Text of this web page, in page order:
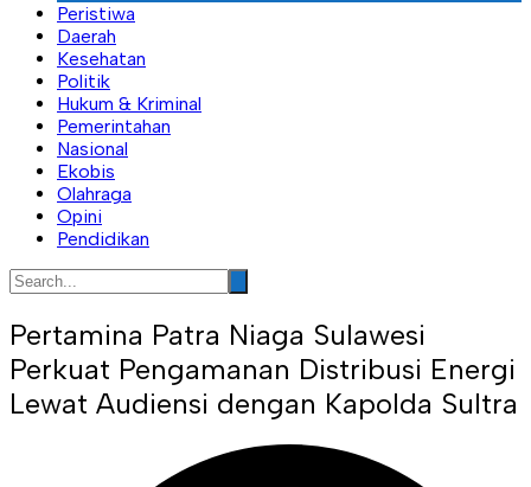
Peristiwa
Daerah
Kesehatan
Politik
Hukum & Kriminal
Pemerintahan
Nasional
Ekobis
Olahraga
Opini
Pendidikan
Pertamina Patra Niaga Sulawesi
Perkuat Pengamanan Distribusi Energi
Lewat Audiensi dengan Kapolda Sultra